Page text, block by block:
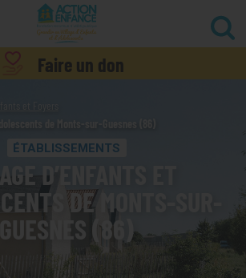
Faire un don
de Monts-sur-Guesnes (86)
ÉTABLISSEMENTS
D’ENFANTS ET
DE MONTS-SUR-
GUESNES (86)